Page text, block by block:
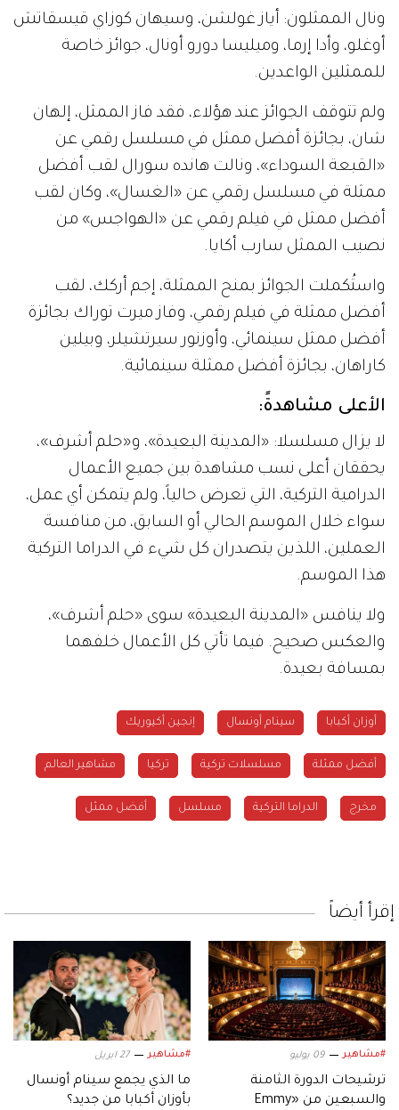
ونال الممثلون: أياز غولشن، وسيهان كوزاي قيسقاتش
أوغلو، وأدا إرما، وميليسا دورو أونال، جوائز خاصة
للممثلين الواعدين.
ولم تتوقف الجوائز عند هؤلاء، فقد فاز الممثل، إلهان
شان، بجائزة أفضل ممثل في مسلسل رقمي عن
«القبعة السوداء»، ونالت هانده سورال لقب أفضل
ممثلة في مسلسل رقمي عن «الغسال»، وكان لقب
أفضل ممثل في فيلم رقمي عن «الهواجس» من
نصيب الممثل سارب أكايا.
واستُكملت الجوائز بمنح الممثلة، إجم أركك، لقب
أفضل ممثلة في فيلم رقمي، وفاز ميرت توراك بجائزة
أفضل ممثل سينمائي، وأوزنور سيرتشيلر، وبيلين
كاراهان، بجائزة أفضل ممثلة سينمائية.
الأعلى مشاهدةً:
لا يزال مسلسلا: «المدينة البعيدة»، و«حلم أشرف»،
يحققان أعلى نسب مشاهدة بين جميع الأعمال
الدرامية التركية، التي تعرض حالياً، ولم يتمكن أي عمل،
سواء خلال الموسم الحالي أو السابق، من منافسة
العملين، اللذين يتصدران كل شيء في الدراما التركية
هذا الموسم.
ولا ينافس «المدينة البعيدة» سوى «حلم أشرف»،
والعكس صحيح. فيما تأتي كل الأعمال خلفهما
بمسافة بعيدة.
أوزان أكبابا سينام أونسال إنجين أكيوريك
أفضل ممثلة مسلسلات تركية تركيا مشاهير العالم
مخرج الدراما التركية مسلسل أفضل ممثل
إقرأ أيضاً
#مشاهير 09 يوليو
ترشيحات الدورة الثامنة
والسبعين من «Emmy
#مشاهير 27 ابريل
ما الذي يجمع سينام أونسال
بأوزان أكبابا من جديد؟